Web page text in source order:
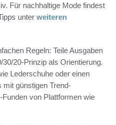
Für nachhaltige Mode findest
unter weiteren
Regeln: Teile Ausgaben
20-Prinzip als Orientierung.
Lederschuhe oder einen
mit günstigen Trend-
von Plattformen wie